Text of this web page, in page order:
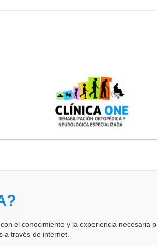
el conocimiento y la experiencia necesaria
a través de internet.